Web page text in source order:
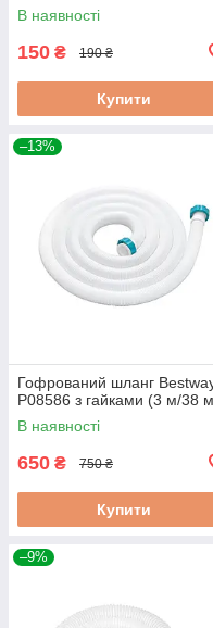
В наявності
150 ₴ 190 ₴
Купити
–13%
Гофрований шланг
P08586 з гайками (3 м/38
В наявності
650 ₴ 750 ₴
Купити
–9%